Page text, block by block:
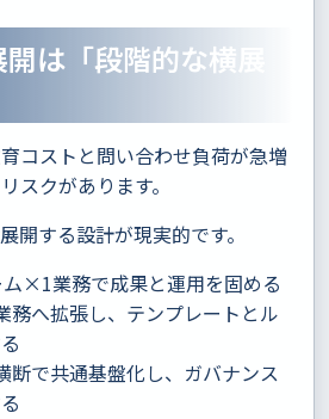
は「段階的な横展
コストと問い合わせ負荷が急増
スクがあります。
開する設計が現実的です。
×1業務で成果と運用を固める
務へ拡張し、テンプレートとル
断で共通基盤化し、ガバナンス